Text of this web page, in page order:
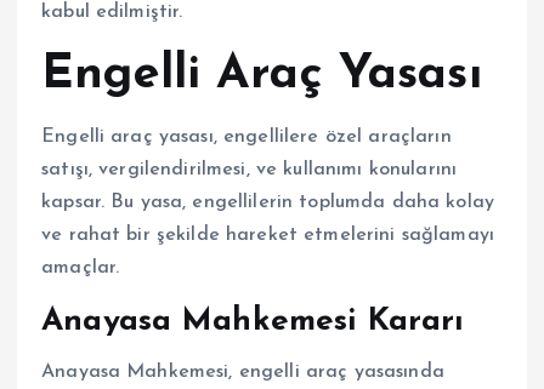
kabul edilmiştir.
Engelli Araç Yasası
Engelli araç yasası, engellilere özel araçların
satışı, vergilendirilmesi, ve kullanımı konularını
kapsar. Bu yasa, engellilerin toplumda daha kolay
ve rahat bir şekilde hareket etmelerini sağlamayı
amaçlar.
Anayasa Mahkemesi Kararı
Anayasa Mahkemesi, engelli araç yasasında